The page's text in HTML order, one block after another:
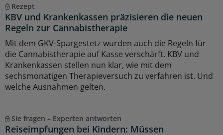
Rezept
KBV und Krankenkassen präzisieren die neuen
Regeln zur Cannabistherapie
Mit dem GKV-Spargestetz wurden auch die Regeln für
die Cannabistherapie auf Kasse verschärft. KBV und
Krankenkassen stellen nun klar, wie mit dem
sechsmonatigen Therapieversuch zu verfahren ist. Und
welche Ausnahmen gelten.
Sie fragen – Experten antworten
Reiseimpfungen bei Kindern: Müssen